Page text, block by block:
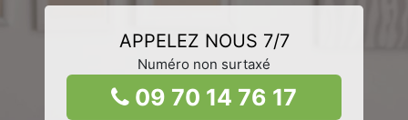
APPELEZ NOUS 7/7
Numéro non surtaxé
09 70 14 76 17